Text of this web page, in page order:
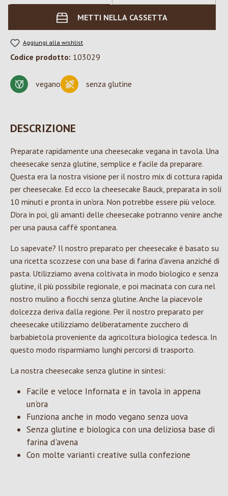
METTI NELLA CASSETTA
Aggiungi alla wishlist
Codice prodotto: 103029
vegano senza glutine
DESCRIZIONE
Preparate rapidamente una cheesecake vegana in tavola. Una
cheesecake senza glutine, semplice e facile da preparare.
Questa era la nostra visione per il nostro mix di cottura rapida
per cheesecake. Ed ecco la cheesecake Bauck, preparata in soli
10 minuti e pronta in un'ora. Non potrebbe essere più veloce.
D'ora in poi, gli amanti delle cheesecake potranno venire anche
per una pausa caffè spontanea.
Lo sapevate? Il nostro preparato per cheesecake è basato su
una ricetta scozzese con una base di farina d'avena anziché di
pasta. Utilizziamo avena coltivata in modo biologico e senza
glutine, il più possibile regionale, e poi macinata con cura nel
nostro mulino a fiocchi senza glutine. Anche la piacevole
dolcezza deriva dalla regione. Per il nostro preparato per
cheesecake utilizziamo deliberatamente zucchero di
barbabietola proveniente da agricoltura biologica tedesca. In
questo modo risparmiamo lunghi percorsi di trasporto.
La nostra cheesecake senza glutine in sintesi:
Facile e veloce Infornata e in tavola in appena
un'ora
Funziona anche in modo vegano senza uova
Senza glutine e biologica con una deliziosa base di
farina d'avena
Con molte varianti creative sulla confezione